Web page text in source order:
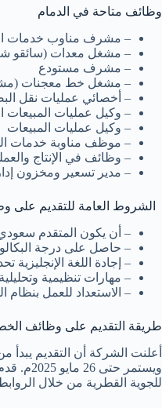
وظائف متاحة في الدمام
– مشرف مناوب خدمات
– مشغل معدات (سائقو
– مشرف مستودع
– مشغل خط معجنات
– أخصائي عمليات نقل
– وكيل عمليات المبيعات
– وكيل عمليات المبيعات
– موظف مناوبة خدمات
– وظائف في الإنتاج
– مدير تسعير ومخزون
الشروط العامة للتقديم على
– أن يكون المتقدم
– حاصل على درجة
– إجادة اللغة الإنجليزية
– مهارات تنظيمية
– الاستعداد للعمل
طريقة التقديم على وظائف الخطوط
ويستمر
للجوية القطرية من خلال